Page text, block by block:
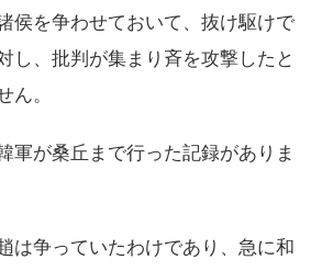
侯を争わせておいて、抜け駆けで
し、批判が集まり斉を攻撃したと
ん。
軍が桑丘まで行った記録がありま
は争っていたわけであり、急に和